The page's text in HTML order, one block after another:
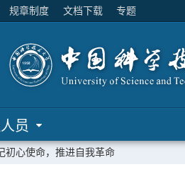
规章制度 文档下载 专题
员
初心使命，推进自我革命